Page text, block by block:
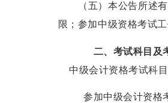
（五）本公告所述有
限；参加中级资格考试
二、考试科目及
中级会计资格考试科
参加中级会计资格